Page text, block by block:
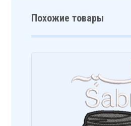
Похожие товары